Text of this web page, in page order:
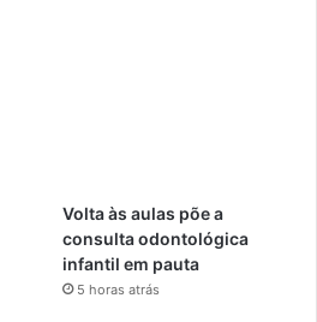
Volta às aulas põe a
consulta odontológica
infantil em pauta
5 horas atrás